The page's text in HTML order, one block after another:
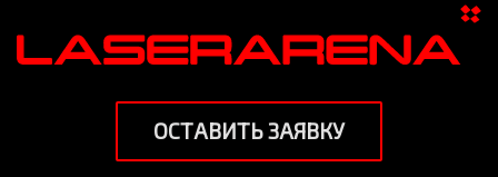
ОСТАВИТЬ ЗАЯВКУ